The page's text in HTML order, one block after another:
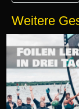
Weitere